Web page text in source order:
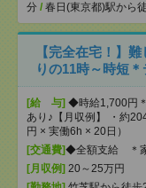
分 / 春日(東京都)駅から
【完全在宅！】
りの11時～時短
[給 与] ◆時給1,700円
あり♪【月収例】 ・約
円 × 実働6h × 20日）
[交通費]◆全額支給 ＊家
[月収例] 20～25万円